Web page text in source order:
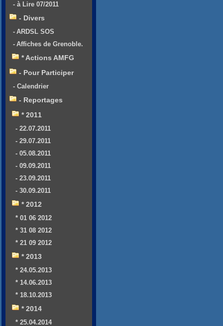
- à Lire 07/2011
- Divers
- ARDSL SOS
- Affiches de Grenoble.
* Actions AMFG
- Pour Participer
- Calendrier
- Reportages
* 2011
- 22.07.2011
- 29.07.2011
- 05.08.2011
- 09.09.2011
- 23.09.2011
- 30.09.2011
* 2012
* 01 06 2012
* 31 08 2012
* 21 09 2012
* 2013
* 24.05.2013
* 14.06.2013
* 18.10.2013
* 2014
* 25.04.2014